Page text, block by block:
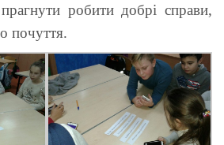
робити добрі справи,
почуття.